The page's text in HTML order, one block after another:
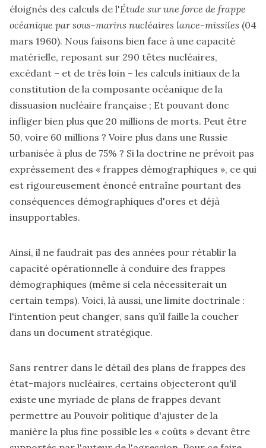
éloignés des calculs de l'Étude sur une force de frappe
océanique par sous-marins nucléaires lance-missiles (04
mars 1960). Nous faisons bien face à une capacité
matérielle, reposant sur 290 têtes nucléaires,
excédant – et de très loin – les calculs initiaux de la
constitution de la composante océanique de la
dissuasion nucléaire française ; Et pouvant donc
infliger bien plus que 20 millions de morts. Peut être
50, voire 60 millions ? Voire plus dans une Russie
urbanisée à plus de 75% ? Si la doctrine ne prévoit pas
expréssement des « frappes démographiques », ce qui
est rigoureusement énoncé entraîne pourtant des
conséquences démographiques d'ores et déjà
insupportables.
Ainsi, il ne faudrait pas des années pour rétablir la
capacité opérationnelle à conduire des frappes
démographiques (même si cela nécessiterait un
certain temps). Voici, là aussi, une limite doctrinale :
l'intention peut changer, sans qu’il faille la coucher
dans un document stratégique.
Sans rentrer dans le détail des plans de frappes des
état-majors nucléaires, certains objecteront qu'il
existe une myriade de plans de frappes devant
permettre au Pouvoir politique d'ajuster de la
manière la plus fine possible les « coûts » devant être